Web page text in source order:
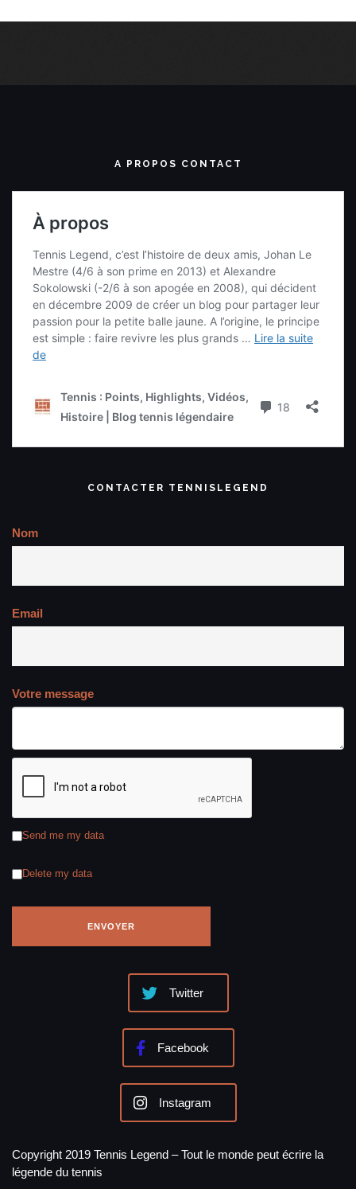
A PROPOS CONTACT
CONTACTER TENNISLEGEND
Nom
Email
Votre message
Send me my data
Delete my data
Twitter
Facebook
Instagram
Copyright 2019 Tennis Legend – Tout le monde peut écrire la
légende du tennis